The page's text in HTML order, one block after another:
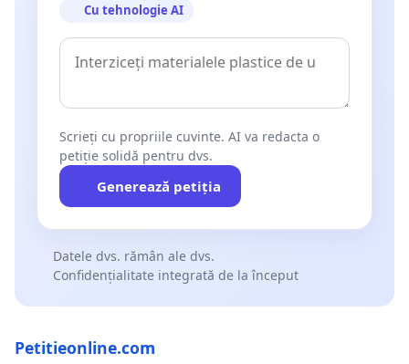
Cu tehnologie AI
Scrieți cu propriile cuvinte. AI va redacta o
petiție solidă pentru dvs.
Generează petiția
Datele dvs. rămân ale dvs.
Confidențialitate integrată de la început
Petitieonline.com